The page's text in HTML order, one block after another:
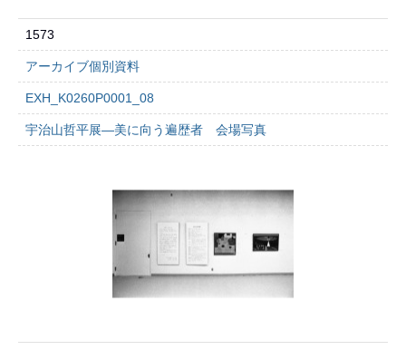
1573
アーカイブ個別資料
EXH_K0260P0001_08
宇治山哲平展―美に向う遍歴者 会場写真